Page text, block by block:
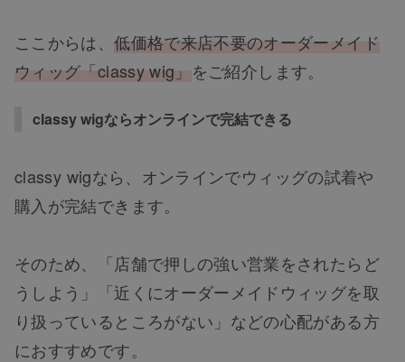
ここからは、低価格で来店不要のオーダーメイド
ウィッグ「classy wig」 をご紹介します。
classy wigならオンラインで完結できる
classy wigなら、オンラインでウィッグの試着や
購入が完結できます。
そのため、「店舗で押しの強い営業をされたらど
うしよう」「近くにオーダーメイドウィッグを取
り扱っているところがない」などの心配がある方
におすすめです。